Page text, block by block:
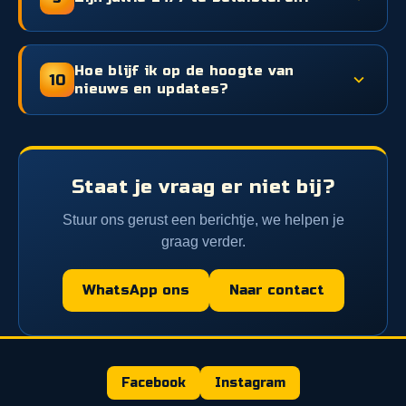
10
Hoe blijf ik op de hoogte van
nieuws en updates?
Staat je vraag er niet bij?
Stuur ons gerust een berichtje, we helpen je
graag verder.
WhatsApp ons Naar contact
Facebook Instagram